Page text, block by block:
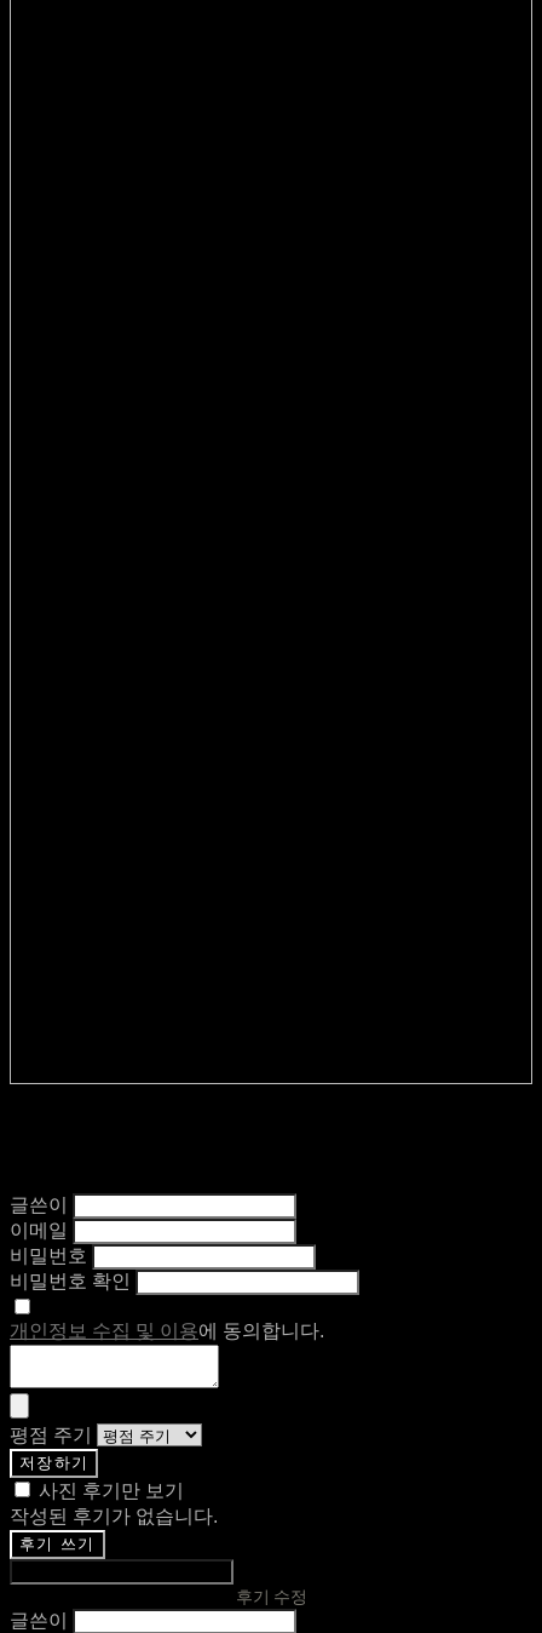
글쓴이
이메일
비밀번호
비밀번호 확인
개인정보 수집 및 이용에 동의합니다.
평점 주기
저장하기
사진 후기만 보기
작성된 후기가 없습니다.
후기 쓰기
후기 수정
글쓴이